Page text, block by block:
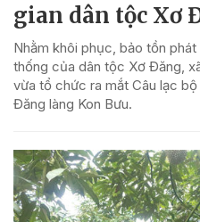
gian dân tộc Xơ
Nhằm khôi phục, bảo tồn
thống của dân tộc Xơ Đăng,
vừa tổ chức ra mắt Câu lạc
Đăng làng Kon Bưu.